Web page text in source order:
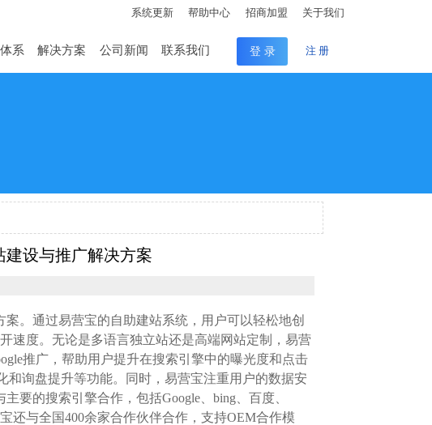
系统更新 帮助中心 招商加盟 关于我们
系 解决方案 公司新闻 联系我们 登 录 注 册
设与推广解决方案
。通过易营宝的自助建站系统，用户可以轻松地创
速度。无论是多语言独立站还是高端网站定制，易营
推广，帮助用户提升在搜索引擎中的曝光度和点击
和询盘提升等功能。同时，易营宝注重用户的数据安
要的搜索引擎合作，包括Google、bing、百度、
还与全国400余家合作伙伴合作，支持OEM合作模